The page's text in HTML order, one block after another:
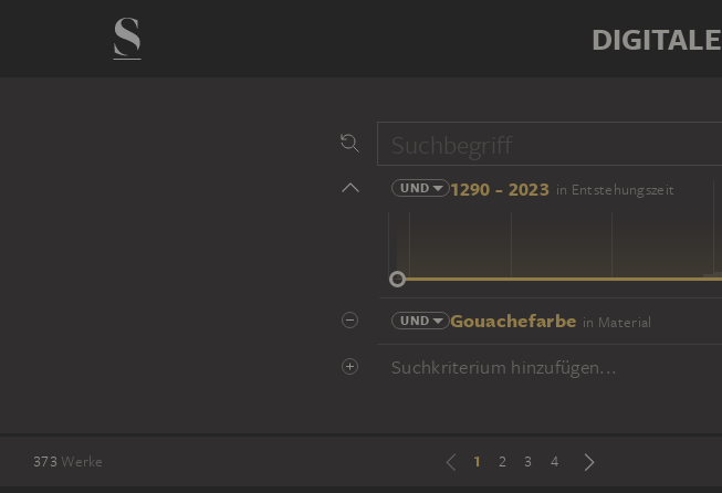
DIGITALE
UND 1290 - 2023 in Entstehungszeit
14 Jhd 16 Jhd
UND Gouachefarbe in Material
Suchkriterium hinzufügen...
373 Werke 1 2 3 4